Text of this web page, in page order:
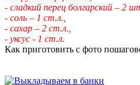
- сладкий перец болгарский – 2
- соль – 1 ст.л.,
- сахар – 2 ст.л.,
- уксус - 1 ст.л.
Как приготовить с фото